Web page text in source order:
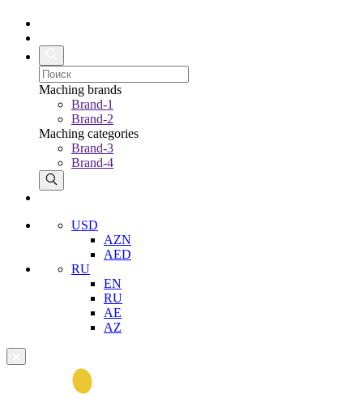
Maching brands
Brand-1
Brand-2
Maching categories
Brand-3
Brand-4
USD
AZN
AED
RU
EN
RU
AE
AZ